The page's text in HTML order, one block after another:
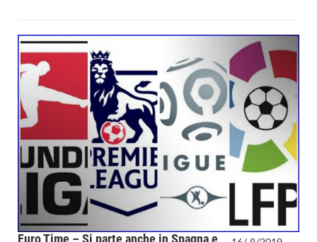
Euro Time – Si parte anche in Spagna e